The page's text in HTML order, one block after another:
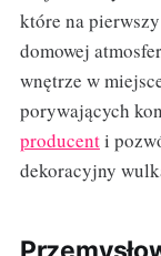
które na
domowej
wnętrze w
porywających
producenti
dekoracyjny